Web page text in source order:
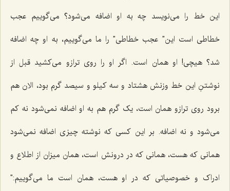
این خط را می‌نویسد چه به او اضافه می‌شود؟ می‌گوییم عجب
خطاطی است این" عجب خطاطی" را ما می‌گوییم، به او چه اضافه
شد؟ هیچی! او همان است. اگر او را روی ترازو می‌کشید قبل از
نوشتنِ این خط وزنش‌ هشتاد و سه کیلو و سیصد گرم بود، الان هم
برود روی ترازو همان است، یک گرم هم به او اضافه نمی‌شود نه کم
می‌شود و نه اضافه. بر این کسی که نوشته چیزی اضافه نمی‌شود
همانی که هست، همانی که در درونش است، همان میزان از اطلاع و
ادراک و خصوصیاتی که در او هست، همان است ما می‌گوییم:"